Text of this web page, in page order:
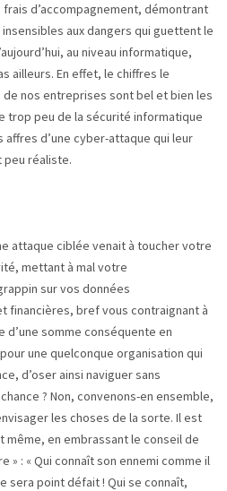
frais d’accompagnement, démontrant
aux dangers qui guettent le
au niveau informatique,
ailleurs. En effet, le chiffres le
nos entreprises sont bel et bien les
trop peu de la sécurité informatique
affres d’une cyber-attaque qui leur
peu réaliste.
attaque ciblée venait à toucher votre
mettant à mal votre
sur vos données
financières, bref vous contraignant à
somme conséquente en
une quelconque organisation qui
d’oser ainsi naviguer sans
? Non, convenons-en ensemble,
les choses de la sorte. Il est
même, en embrassant le conseil de
» : « Qui connaît son ennemi comme il
sera point défait ! Qui se connaît,